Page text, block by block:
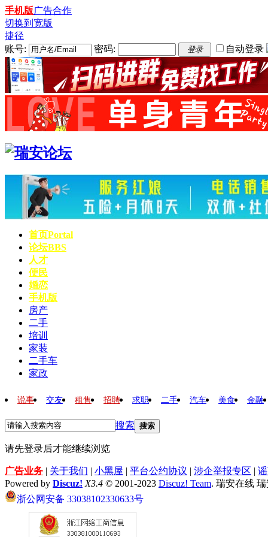
手机版广告合作
切换到宽版
捷径
账号:
密码: 登录 自动登录
首页Portal
论坛BBS
人才
便民
婚恋
手机版
房产
二手
培训
家装
二手车
家政
说事 交友 租售 招聘 求职 二手 汽车 美食 金融
搜索 搜索
请先登录后才能继续浏览
广告业务 | 关于我们 | 小黑屋 | 平台公约协议 | 涉企举报专区 |
Powered by Discuz! X3.4 © 2001-2023 Discuz! Team. 瑞安在线
浙公网安备 33038102330633号